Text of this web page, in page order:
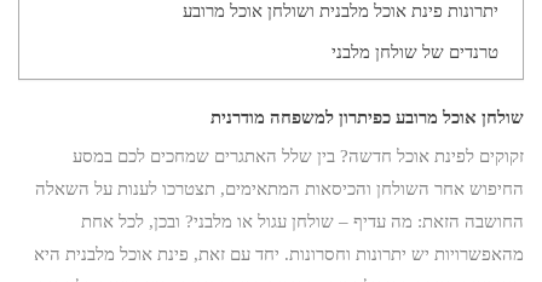
יתרונות פינת אוכל מלבנית ושולחן אוכל מרובע
טרנדים של שולחן מלבני
שולחן אוכל מרובע כפיתרון למשפחה מודרנית
זקוקים לפינת אוכל חדשה? בין שלל האתגרים שמחכים לכם במסע
החיפוש אחר השולחן והכיסאות המתאימים, תצטרכו לענות על השאלה
החושבה הזאת: מה עדיף – שולחן עגול או מלבני? ובכן, לכל אחת
מהאפשרויות יש יתרונות וחסרונות. יחד עם זאת, פינת אוכל מלבנית היא